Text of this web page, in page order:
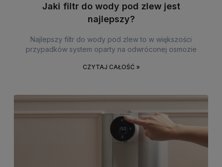
Jaki filtr do wody pod zlew jest
najlepszy?
Najlepszy filtr do wody pod zlew to w większości
przypadków system oparty na odwróconej osmozie
CZYTAJ CAŁOŚĆ »